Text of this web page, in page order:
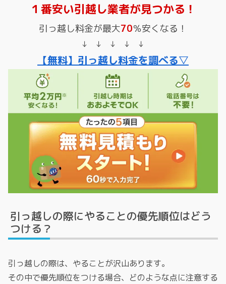
１番安い引越し業者が見つかる！
引っ越し料金が最大70％安くなる！
↓ ↓ ↓ ↓ ↓
【無料】引っ越し料金を調べる▽
引っ越しの際にやることの優先順位はどう
つける？
引っ越しの際は、やることが沢山あります。
その中で優先順位をつける場合、どのような点に注意する